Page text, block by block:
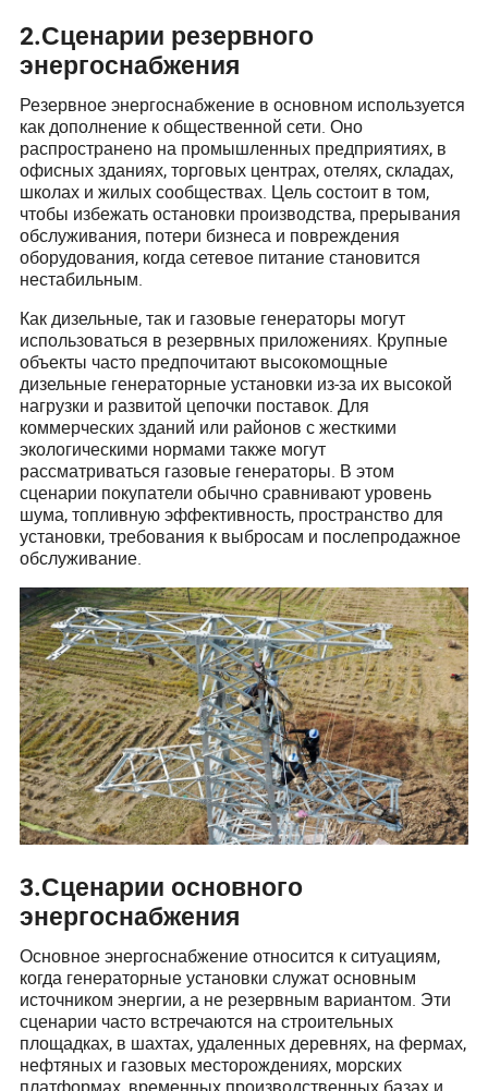
2.Сценарии резервного
энергоснабжения
Резервное энергоснабжение в основном используется
как дополнение к общественной сети. Оно
распространено на промышленных предприятиях, в
офисных зданиях, торговых центрах, отелях, складах,
школах и жилых сообществах. Цель состоит в том,
чтобы избежать остановки производства, прерывания
обслуживания, потери бизнеса и повреждения
оборудования, когда сетевое питание становится
нестабильным.
Как дизельные, так и газовые генераторы могут
использоваться в резервных приложениях. Крупные
объекты часто предпочитают высокомощные
дизельные генераторные установки из-за их высокой
нагрузки и развитой цепочки поставок. Для
коммерческих зданий или районов с жесткими
экологическими нормами также могут
рассматриваться газовые генераторы. В этом
сценарии покупатели обычно сравнивают уровень
шума, топливную эффективность, пространство для
установки, требования к выбросам и послепродажное
обслуживание.
3.Сценарии основного
энергоснабжения
Основное энергоснабжение относится к ситуациям,
когда генераторные установки служат основным
источником энергии, а не резервным вариантом. Эти
сценарии часто встречаются на строительных
площадках, в шахтах, удаленных деревнях, на фермах,
нефтяных и газовых месторождениях, морских